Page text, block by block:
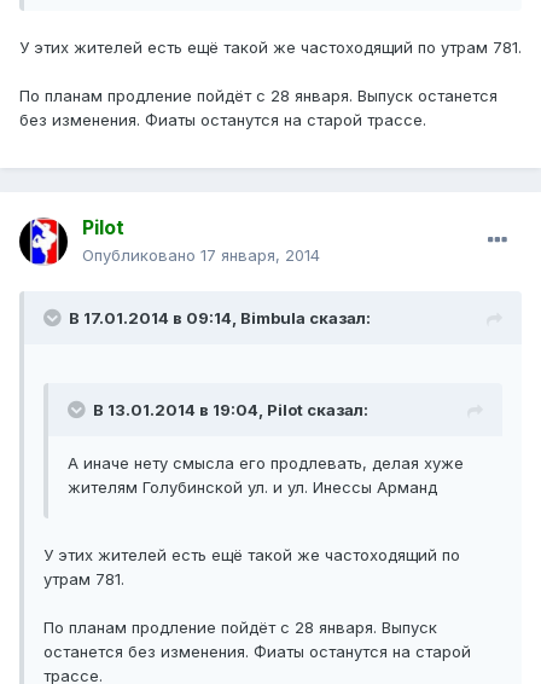
У этих жителей есть ещё такой же частоходящий по утрам 781.
По планам продление пойдёт с 28 января. Выпуск останется
без изменения. Фиаты останутся на старой трассе.
Pilot
Опубликовано 17 января, 2014
В 17.01.2014 в 09:14, Bimbula сказал:
В 13.01.2014 в 19:04, Pilot сказал:
А иначе нету смысла его продлевать, делая хуже
жителям Голубинской ул. и ул. Инессы Арманд
У этих жителей есть ещё такой же частоходящий по
утрам 781.
По планам продление пойдёт с 28 января. Выпуск
останется без изменения. Фиаты останутся на старой
трассе.